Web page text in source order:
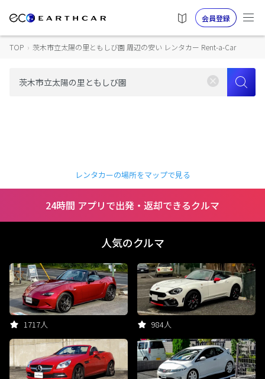
会員登録
TOP › 茨木市立太陽の里ともしび園 周辺の安い レンタカー Rent-a-Car
レンタカーの場所をマップで見る
24時間 アプリで出発・返却できるクルマ
人気のクルマ
1717人 984人